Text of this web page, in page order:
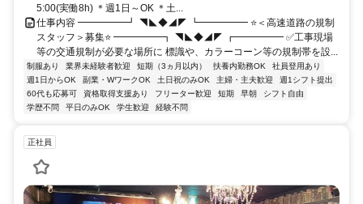
5:00(実働8h) ＊週1日～OK ＊土...
仕事内容 ━━━━━┛ ◥◣◆◢◤ ┗━━━━━ ⭐＜高速道路の規制
スタッフ＞募集⭐ ━━━━━┓ ◥◣◆◢◤ ┏━━━━━ ✅工事現場
等の交通規制が必要な場所に 標識や、カラーコーン等の規制帯を設...
制服あり 業界未経験者歓迎 短期（3ヵ月以内） 扶養内勤務OK
社員登用あり
週1日からOK
副業・WワークOK 土日祝のみOK 主婦・主夫歓迎
週1シフト提出
60代も応募可
資格取得支援あり フリーター歓迎 短期 早朝
シフト自由
学歴不問
平日のみOK 学生歓迎 経験不問
正社員